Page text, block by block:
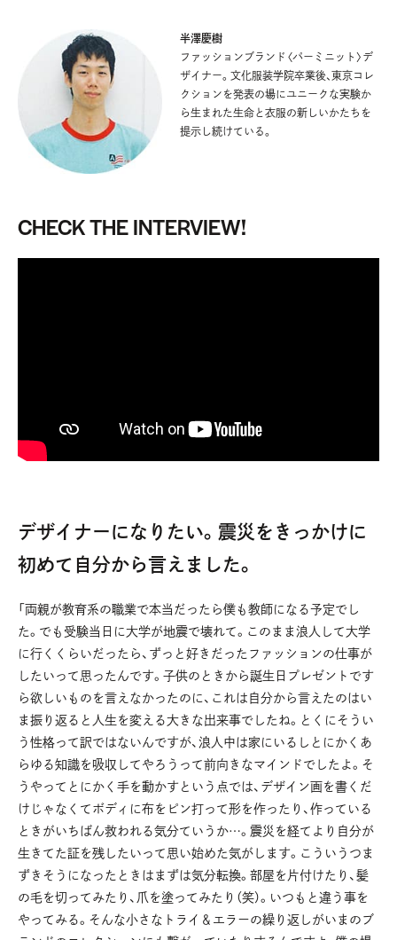
半澤慶樹
ファッションブランド〈パーミニット〉デ
ザイナー。文化服装学院卒業後、東京コレ
クションを発表の場にユニークな実験か
ら生まれた生命と衣服の新しいかたちを
提示し続けている。
CHECK THE INTERVIEW!
デザイナーになりたい。震災をきっかけに
初めて自分から言えました。
「両親が教育系の職業で本当だったら僕も教師になる予定でし
た。でも受験当日に大学が地震で壊れて。このまま浪人して大学
に行くくらいだったら、ずっと好きだったファッションの仕事が
したいって思ったんです。子供のときから誕生日プレゼントです
ら欲しいものを言えなかったのに、これは自分から言えたのはい
ま振り返ると人生を変える大きな出来事でしたね。とくにそうい
う性格って訳ではないんですが、浪人中は家にいるしとにかくあ
らゆる知識を吸収してやろうって前向きなマインドでしたよ。そ
うやってとにかく手を動かすという点では、デザイン画を書くだ
けじゃなくてボディに布をピン打って形を作ったり、作っている
ときがいちばん救われる気分ていうか…。震災を経てより自分が
生きてた証を残したいって思い始めた気がします。こういうつま
ずきそうになったときはまずは気分転換。部屋を片付けたり、髪
の毛を切ってみたり、爪を塗ってみたり（笑）。いつもと違う事を
やってみる。そんな小さなトライ＆エラーの繰り返しがいまのブ